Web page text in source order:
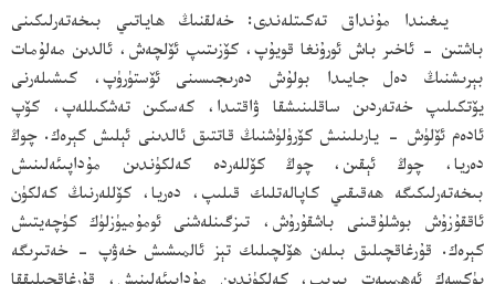
يىغىندا مۇنداق تەكىتلەندى: خەلقنىڭ ھاياتىي بىخەتەرلىكىنى
باشتىن - ئاخىر باش ئورۇنغا قويۇپ، كۆزىتىپ ئۆلچەش، ئالدىن مەلۇمات
بېرىشنىڭ دەل جايىدا بولۇش دەرىجىسىنى ئۆستۈرۈپ، كىشىلەرنى
يۆتكىلىپ خەتەردىن ساقلىنىشقا ۋاقتىدا، كەسكىن تەشكىللەپ، كۆپ
ئادەم ئۆلۈش - يارىلىنىش كۆرۈلۈشنىڭ قاتتىق ئالدىنى ئېلىش كېرەك. چوڭ
دەريا، چوڭ ئېقىن، چوڭ كۆللەردە كەلكۈندىن مۇداپىئەلىنىش
بىخەتەرلىكىگە ھەقىقىي كاپالەتلىك قىلىپ، دەريا، كۆللەرنىڭ كەلكۈن
ئاققۇزۇش بوشلۇقىنى باشقۇرۇش، تىزگىنلەشنى ئومۇميۈزلۈك كۈچەيتىش
كېرەك. قۇرغاقچىلىق بىلەن ھۆلچىلىك تېز ئالمىشىش خەۋپ - خەتىرىگە